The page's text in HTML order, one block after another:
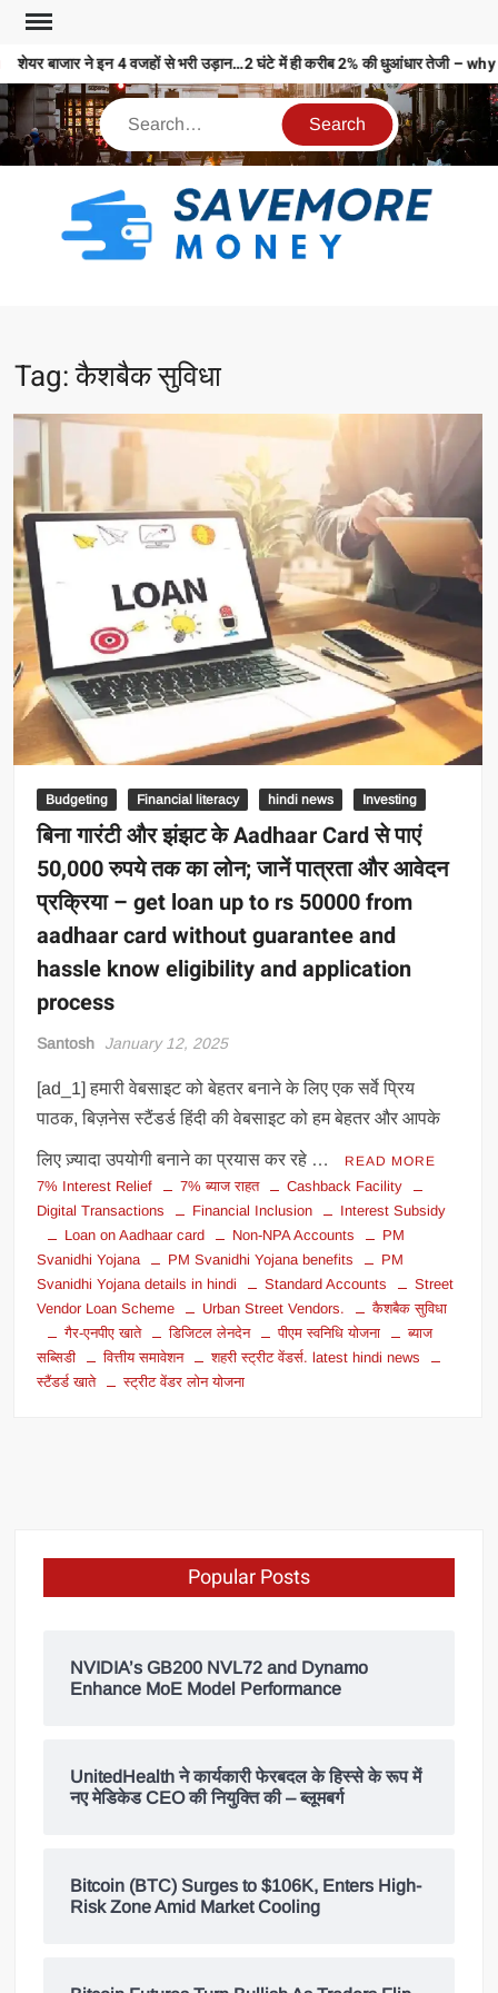
शेयर बाजार ने इन 4 वजहों से भरी उड़ान…2 घंटे में ही करीब 2% की धुआंधार
Tag:कैशबैक सुविधा
Budgeting Financial literacy hindi news Investing
बिना गारंटी और झंझट के Aadhaar Card से पाएं
50,000 रुपये तक का लोन; जानें पात्रता और आवेदन
प्रक्रिया – get loan up to rs 50000 from
aadhaar card without guarantee and
hassle know eligibility and application
process
Santosh January 12, 2025
[ad_1] हमारी वेबसाइट को बेहतर बनाने के लिए एक सर्वे प्रिय
पाठक, बिज़नेस स्टैंडर्ड हिंदी की वेबसाइट को हम बेहतर और आपके
लिए ज़्यादा उपयोगी बनाने का प्रयास कर रहे … READ MORE
7% Interest Relief 7% ब्याज राहत
Cashback Facility
Digital Transactions
Financial Inclusion
Interest Subsidy
Loan on Aadhaar card
Non-NPA Accounts
PM
Svanidhi Yojana
PM Svanidhi Yojana benefits
PM
Svanidhi Yojana details in hindi
Standard Accounts
Street
Vendor Loan Scheme
Urban Street Vendors.
कैशबैक सुविधा
गैर-एनपीए खाते
डिजिटल लेनदेन पीएम स्वनिधि योजना
ब्याज
सब्सिडी
वित्तीय समावेशन
शहरी स्ट्रीट वेंडर्स. latest hindi news
स्टैंडर्ड खाते
स्ट्रीट वेंडर लोन योजना
Popular Posts
NVIDIA’s GB200 NVL72 and Dynamo
Enhance MoE Model Performance
UnitedHealth ने कार्यकारी फेरबदल के हिस्से के रूप में
नए मेडिकेड CEO की नियुक्ति की – ब्लूमबर्ग
Bitcoin (BTC) Surges to $106K, Enters High-
Risk Zone Amid Market Cooling